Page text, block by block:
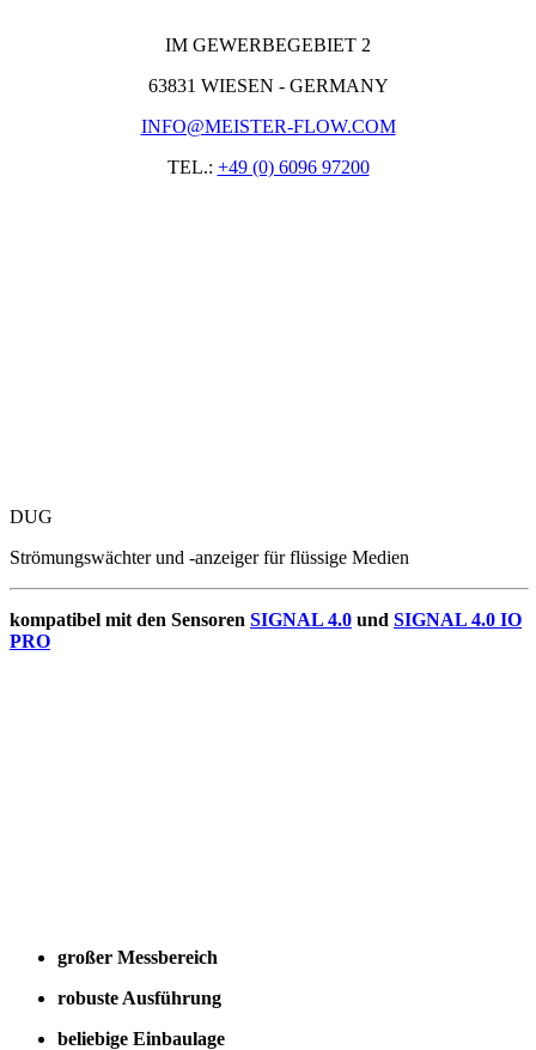
IM GEWERBEGEBIET 2
63831 WIESEN - GERMANY
INFO@MEISTER-FLOW.COM
TEL.: +49 (0) 6096 97200
DUG
Strömungswächter und -anzeiger für flüssige Medien
kompatibel mit den Sensoren SIGNAL 4.0 und SIGNAL 4.0 IO
PRO
großer Messbereich
robuste Ausführung
beliebige Einbaulage